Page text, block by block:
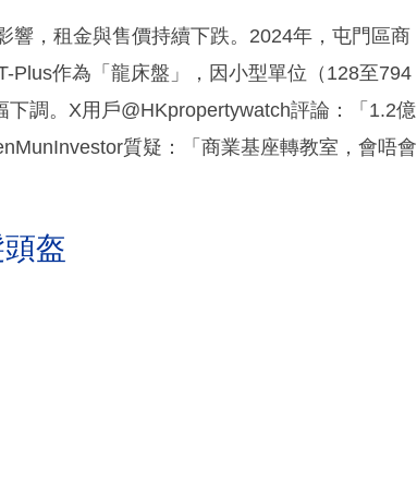
響，租金與售價持續下跌。2024年，屯門區商
Plus作為「龍床盤」，因小型單位（128至794
調。X用戶@HKpropertywatch評論：「1.2億
質疑：「商業基座轉教室，會唔會
盔